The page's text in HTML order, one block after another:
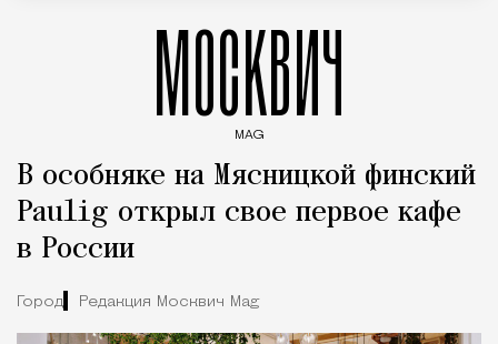
МОСКВИЧ
MAG
В особняке на Мясницкой финский
Paulig открыл свое первое кафе
в России
Город Редакция Москвич Mag